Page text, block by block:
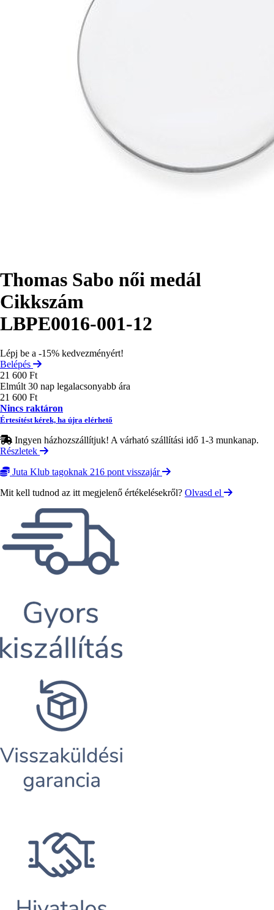
Thomas Sabo női medál
Cikkszám
LBPE0016-001-12
Lépj be a -15% kedvezményért!
Belépés
21 600 Ft
Elmúlt 30 nap legalacsonyabb ára
21 600 Ft
Nincs raktáron
Értesítést kérek, ha újra elérhető
Ingyen házhozszállítjuk! A várható szállítási idő 1-3 munkanap.
Részletek
Juta Klub tagoknak 216 pont visszajár
Mit kell tudnod az itt megjelenő értékelésekről? Olvasd el